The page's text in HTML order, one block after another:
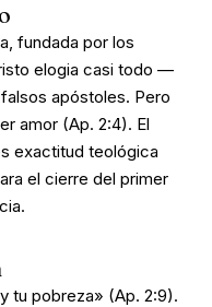
fundada por los
elogia casi todo —
apóstoles. Pero
amor (Ap. 2:4). El
exactitud teológica
el cierre del primer
tu pobreza» (Ap. 2:9).